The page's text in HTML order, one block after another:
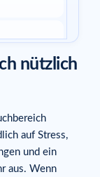
sindnützlich
auf Stress,
und ein
aus. Wenn